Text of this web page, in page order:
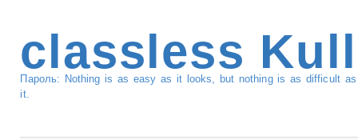
classless
Пароль: Nothing is as easy as it looks, but nothing is as difficult
it.